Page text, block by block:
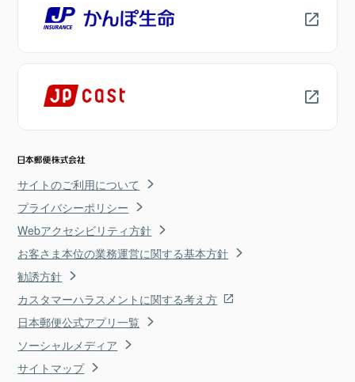
サイトのご利用について
プライバシーポリシー
Webアクセシビリティ方針
お客さま本位の業務運営に関する基本方針
勧誘方針
カスタマーハラスメントに関する考え方
日本郵便公式アプリ一覧
ソーシャルメディア
サイトマップ